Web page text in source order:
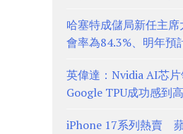
哈塞特成儲局新任主
會率為84.3%、明年預
英偉達：Nvidia AI芯
Google TPU成功感到
iPhone 17系列熱賣